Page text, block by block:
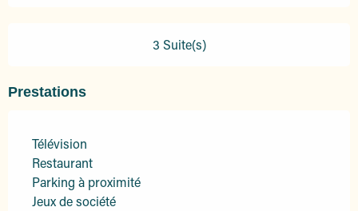
3 Suite(s)
Prestations
Télévision
Restaurant
Parking à proximité
Jeux de société